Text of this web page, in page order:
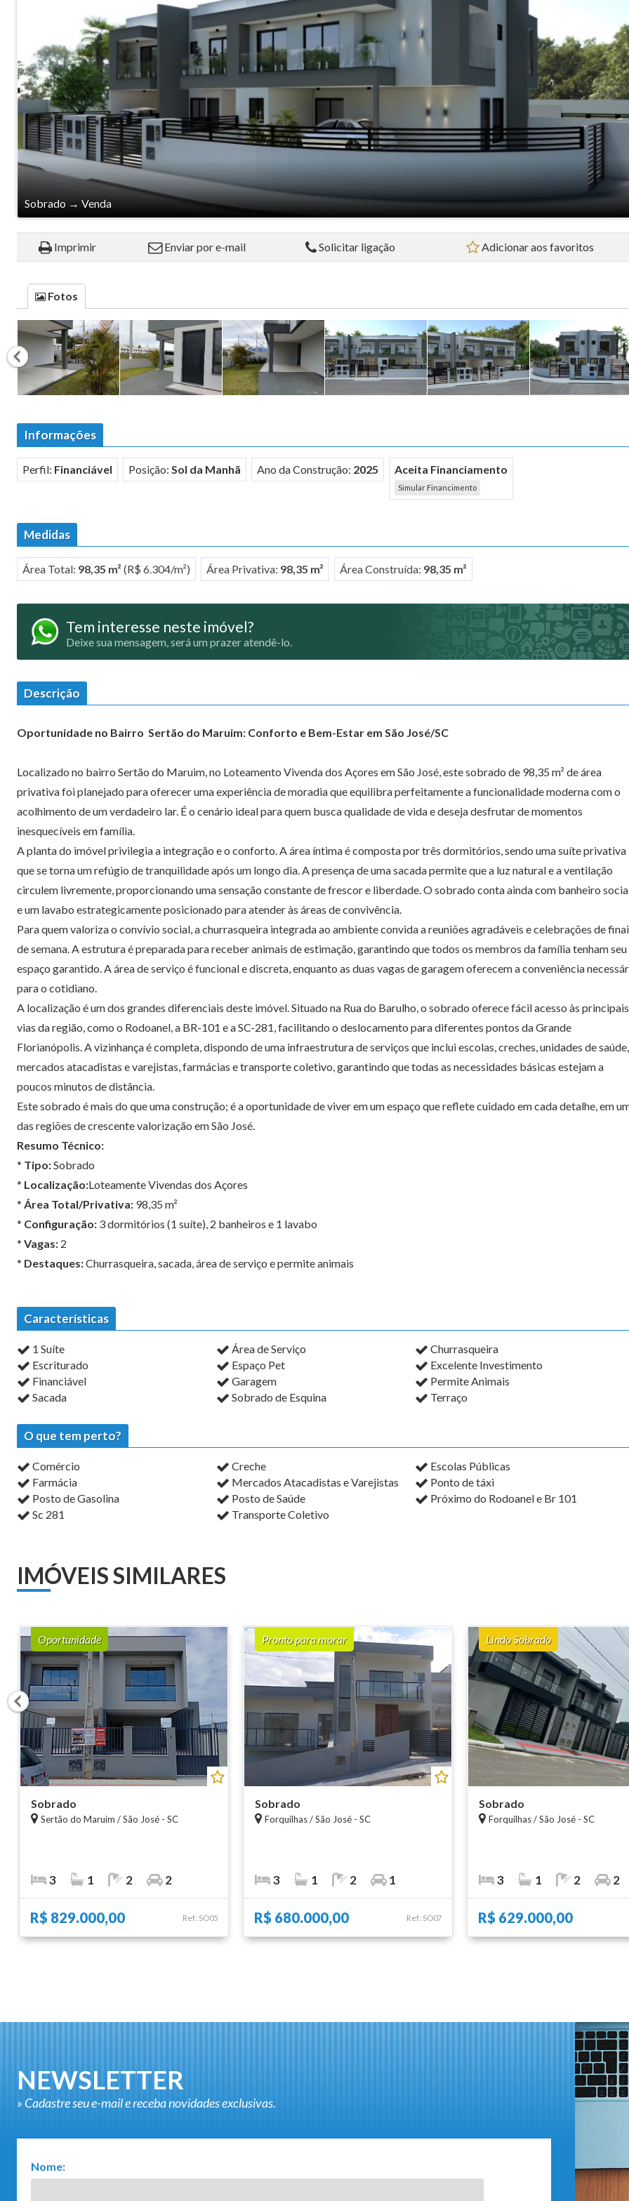
Flat (5)
Pousada (1)
Sala Comercial (4)
Sítio (2)
Sobrado (32)
Sobrado → Venda
Imprimir Enviar por e-mail Solicitar ligação Adicionar aos favoritos
Fotos
Informações
Perfil: Financiável Posição: Sol da Manhã Ano da Construção: 2025 Aceita Financiamento
Simular Financimento
Medidas
Área Total: 98,35 m² (R$ 6.304/m²) Área Privativa: 98,35 m² Área Construída: 98,35 m²
Tem interesse neste imóvel?
Deixe sua mensagem, será um prazer atendê-lo.
Descrição
Oportunidade no Bairro Sertão do Maruim: Conforto e Bem-Estar em São José/SC
Localizado no bairro Sertão do Maruim, no Loteamento Vivenda dos Açores em São José, este sobrado de 98,35 m² de área
privativa foi planejado para oferecer uma experiência de moradia que equilibra perfeitamente a funcionalidade moderna com o
acolhimento de um verdadeiro lar. É o cenário ideal para quem busca qualidade de vida e deseja desfrutar de momentos
inesquecíveis em família.
A planta do imóvel privilegia a integração e o conforto. A área íntima é composta por três dormitórios, sendo uma suíte privativa
que se torna um refúgio de tranquilidade após um longo dia. A presença de uma sacada permite que a luz natural e a ventilação
circulem livremente, proporcionando uma sensação constante de frescor e liberdade. O sobrado conta ainda com banheiro
e um lavabo estrategicamente posicionado para atender às áreas de convivência.
Para quem valoriza o convívio social, a churrasqueira integrada ao ambiente convida a reuniões agradáveis e celebrações de
de semana. A estrutura é preparada para receber animais de estimação, garantindo que todos os membros da família tenham seu
espaço garantido. A área de serviço é funcional e discreta, enquanto as duas vagas de garagem oferecem a conveniência
para o cotidiano.
A localização é um dos grandes diferenciais deste imóvel. Situado na Rua do Barulho, o sobrado oferece fácil acesso às principais
vias da região, como o Rodoanel, a BR-101 e a SC-281, facilitando o deslocamento para diferentes pontos da Grande
Florianópolis. A vizinhança é completa, dispondo de uma infraestrutura de serviços que inclui escolas, creches, unidades de saúde,
mercados atacadistas e varejistas, farmácias e transporte coletivo, garantindo que todas as necessidades básicas estejam a
poucos minutos de distância.
Este sobrado é mais do que uma construção; é a oportunidade de viver em um espaço que reflete cuidado em cada detalhe, em
das regiões de crescente valorização em São José.
Resumo Técnico:
* Tipo:Sobrado
* Localização:Loteamente Vivendas dos Açores
* Área Total/Privativa: 98,35 m²
* Configuração: 3 dormitórios (1 suíte), 2 banheiros e 1 lavabo
* Vagas: 2
* Destaques:Churrasqueira, sacada, área de serviço e permite animais
Características
1 Suíte Área de Serviço
Churrasqueira
Escriturado
Espaço Pet
Excelente Investimento
Financiável
Garagem
Permite Animais
Sacada
Sobrado de Esquina Terraço
O que tem perto?
Comércio Creche
Escolas Públicas
Farmácia
Mercados Atacadistas e Varejistas
Ponto de táxi
Posto de Gasolina
Posto de Saúde
Próximo do Rodoanel e Br 101
Sc 281
Transporte Coletivo
IMÓVEIS SIMILARES
Oportunidade
Ref: SO05
Sobrado
Sertão do Maruim / São José - SC
R$ 829.000,00
3 1 2 2
Pronto para morar
Ref: SO07
Sobrado
Forquilhas / São José - SC
R$ 680.000,00
3 1 2 1
Lindo Sobrado
Sobrado
Forquilhas / São José - SC
R$ 629.000,00
3 1 2 2
NEWSLETTER
» Cadastre seu e-mail e receba novidades exclusivas.
Nome: